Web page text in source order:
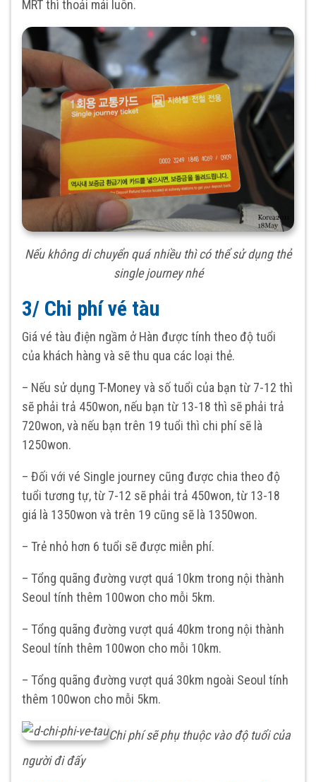
MRT thì thoải mái luôn.
Nếu không di chuyển quá nhiều thì có thể sử dụng thẻ
single journey nhé
3/ Chi phí vé tàu
Giá vé tàu điện ngầm ở Hàn được tính theo độ tuổi
của khách hàng và sẽ thu qua các loại thẻ.
– Nếu sử dụng T-Money và số tuổi của bạn từ 7-12 thì
sẽ phải trả 450won, nếu bạn từ 13-18 thì sẽ phải trả
720won, và nếu bạn trên 19 tuổi thì chi phí sẽ là
1250won.
– Đối với vé Single journey cũng được chia theo độ
tuổi tương tự, từ 7-12 sẽ phải trả 450won, từ 13-18
giá là 1350won và trên 19 cũng sẽ là 1350won.
– Trẻ nhỏ hơn 6 tuổi sẽ được miễn phí.
– Tổng quãng đường vượt quá 10km trong nội thành
Seoul tính thêm 100won cho mỗi 5km.
– Tổng quãng đường vượt quá 40km trong nội thành
Seoul tính thêm 100won cho mỗi 10km.
– Tổng quãng đường vượt quá 30km ngoài Seoul tính
thêm 100won cho mỗi 5km.
Chi phí sẽ phụ thuộc vào độ tuổi của
người đi đấy